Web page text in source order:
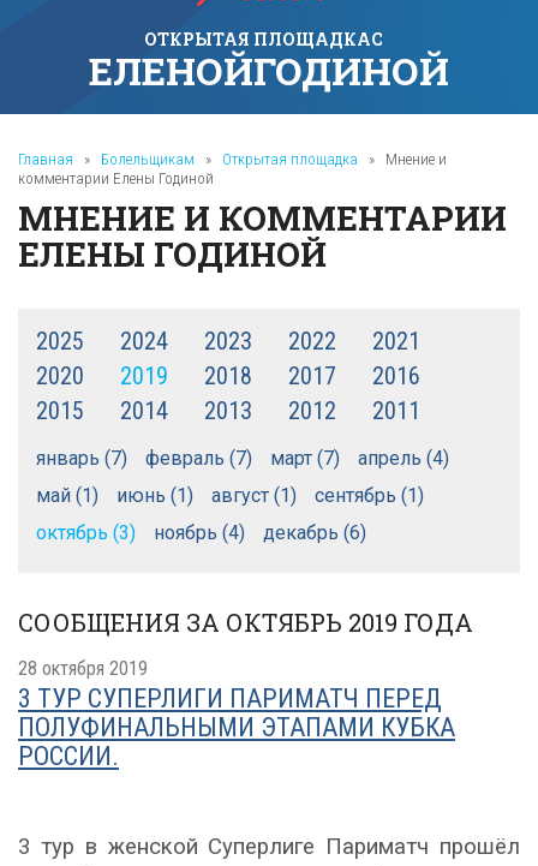
ОТКРЫТАЯ ПЛОЩАДКАC
ЕЛЕНОЙГОДИНОЙ
Главная » Болельщикам » Открытая площадка »
Мнение и
комментарии Елены Годиной
МНЕНИЕ И КОММЕНТАРИИ
ЕЛЕНЫ ГОДИНОЙ
2025 2024 2023 2022
2021
2020
2019
январь (7) февраль (7) март (7)
апрель (4)
май (1)
июнь (1) август (1)
сентябрь (1)
октябрь (3)
ноябрь (4) декабрь (6)
2018 2017
2016
2015
2014 2013 2012 2011
СООБЩЕНИЯ ЗА ОКТЯБРЬ 2019 ГОДА
28 октября 2019
3 ТУР СУПЕРЛИГИ ПАРИМАТЧ ПЕРЕД
ПОЛУФИНАЛЬНЫМИ ЭТАПАМИ КУБКА
РОССИИ.
3 тур в женской Суперлиге Париматч прошёл